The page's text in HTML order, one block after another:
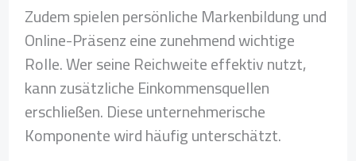
Zudem spielen persönliche Markenbildung und
Online-Präsenz eine zunehmend wichtige
Rolle. Wer seine Reichweite effektiv nutzt,
kann zusätzliche Einkommensquellen
erschließen. Diese unternehmerische
Komponente wird häufig unterschätzt.